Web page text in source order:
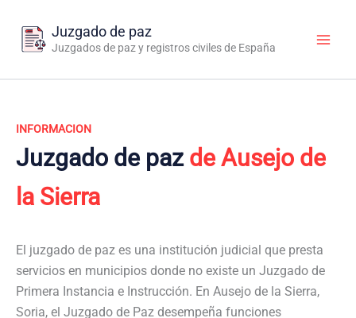
contenido
Juzgado de paz
Juzgados de paz y registros civiles de España
INFORMACION
Juzgado de paz de Ausejo de
la Sierra
El juzgado de paz es una institución judicial que presta
servicios en municipios donde no existe un Juzgado de
Primera Instancia e Instrucción. En Ausejo de la Sierra,
Soria, el Juzgado de Paz desempeña funciones